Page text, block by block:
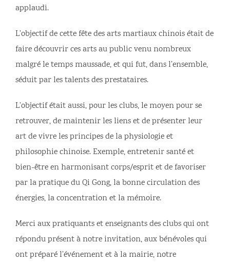
applaudi.
L’objectif de cette fête des arts martiaux chinois était de
faire découvrir ces arts au public venu nombreux
malgré le temps maussade, et qui fut, dans l’ensemble,
séduit par les talents des prestataires.
L’objectif était aussi, pour les clubs, le moyen pour se
retrouver, de maintenir les liens et de présenter leur
art de vivre les principes de la physiologie et
philosophie chinoise. Exemple, entretenir santé et
bien-être en harmonisant corps/esprit et de favoriser
par la pratique du Qi Gong, la bonne circulation des
énergies, la concentration et la mémoire.
Merci aux pratiquants et enseignants des clubs qui ont
répondu présent à notre invitation, aux bénévoles qui
ont préparé l’événement et à la mairie, notre